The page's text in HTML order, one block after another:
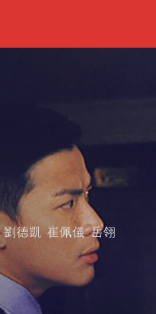
劉德凱 崔佩儀 岳翎